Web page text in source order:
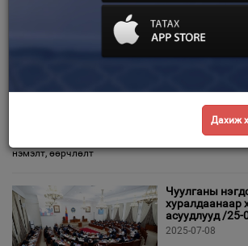
хүрээнд авах
хэмжээний
баталлаа
хуралдаанаар Нийслэл Улаанбаатар хотын
нэмэлт, өөрчлөлт
Чуулганы
хуралдаанаар
асуудлууд /25-
2025-07-08
Дахиж